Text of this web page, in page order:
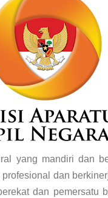
yang mandiri dan
dan
dan pemersatu